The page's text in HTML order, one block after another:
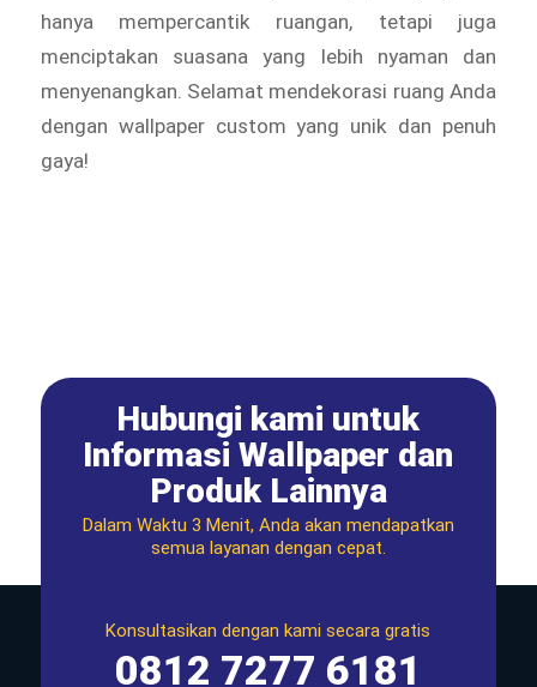
hanya mempercantik ruangan, tetapi juga
menciptakan suasana yang lebih nyaman dan
menyenangkan. Selamat mendekorasi ruang Anda
dengan wallpaper custom yang unik dan penuh
gaya!
Hubungi kami untuk
Informasi Wallpaper dan
Produk Lainnya
Dalam Waktu 3 Menit, Anda akan mendapatkan
semua layanan dengan cepat.
Konsultasikan dengan kami secara gratis
0812 7277 6181